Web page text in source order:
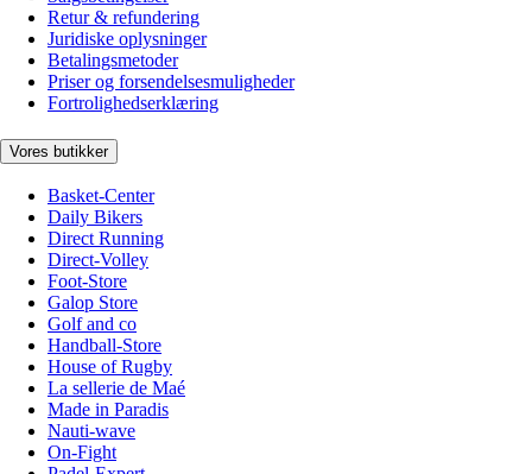
Retur & refundering
Juridiske oplysninger
Betalingsmetoder
Priser og forsendelsesmuligheder
Fortrolighedserklæring
Vores butikker
Basket-Center
Daily Bikers
Direct Running
Direct-Volley
Foot-Store
Galop Store
Golf and co
Handball-Store
House of Rugby
La sellerie de Maé
Made in Paradis
Nauti-wave
On-Fight